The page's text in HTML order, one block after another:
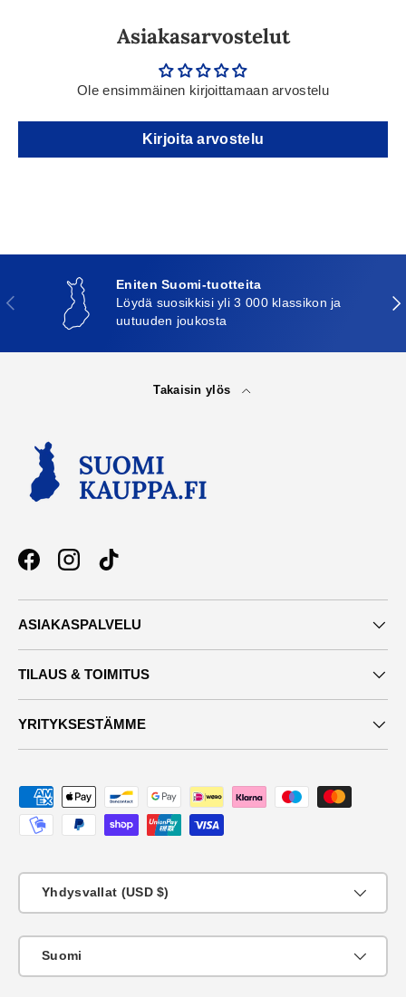
Asiakasarvostelut
Ole ensimmäinen kirjoittamaan arvostelu
Kirjoita arvostelu
Edellinen
Eniten Suomi-tuotteita
Löydä suosikkisi yli 3 000 klassikon ja
uutuuden joukosta
Takaisin ylös
FacebookInstagramTikTok
ASIAKASPALVELU
TILAUS & TOIMITUS
YRITYKSESTÄMME
Maksutavat
Yhdysvallat (USD $)
Suomi